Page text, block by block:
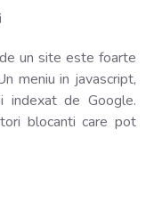
un site este foarte
meniu in javascript,
indexat de Google.
blocanti care pot